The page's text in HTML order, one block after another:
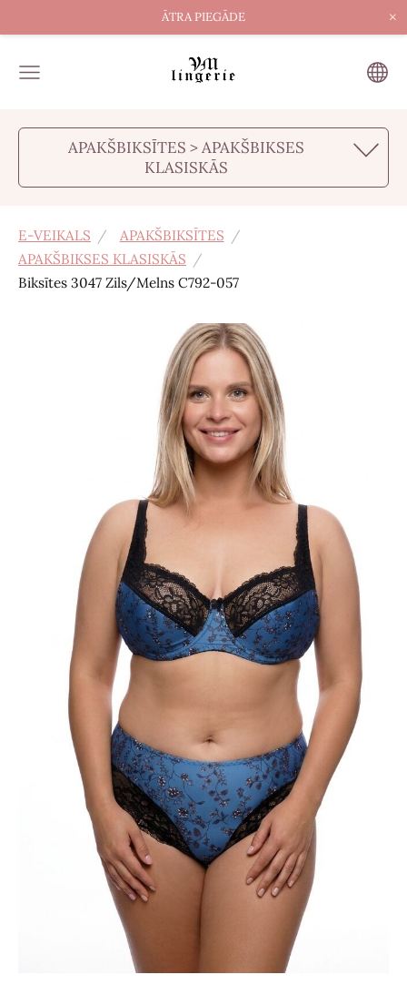
ĀTRA PIEGĀDE ×
APAKŠBIKSĪTES > APAKŠBIKSES
KLASISKĀS
E-VEIKALS
APAKŠBIKSĪTES
APAKŠBIKSES KLASISKĀS
Biksītes 3047 Zils/Melns С792-057